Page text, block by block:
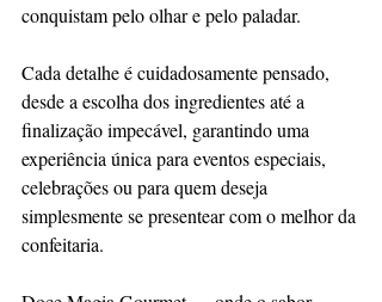
conquistam pelo olhar e pelo paladar.
Cada detalhe é cuidadosamente pensado,
desde a escolha dos ingredientes até a
finalização impecável, garantindo uma
experiência única para eventos especiais,
celebrações ou para quem deseja
simplesmente se presentear com o melhor da
confeitaria.